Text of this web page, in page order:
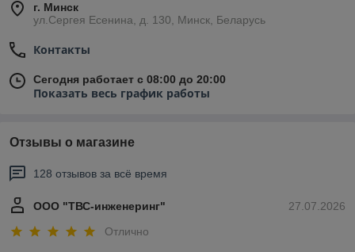
г. Минск
ул.Сергея Есенина, д. 130, Минск, Беларусь
Контакты
Сегодня работает с 08:00 до 20:00
Показать весь график работы
Отзывы о магазине
128 отзывов за всё время
27.07.2026
ООО "ТВС-инженеринг"
Отлично